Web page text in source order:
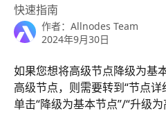
快速指南
作者： Allnodes Team
2024年9月30日
如果您想将高级节点降级为基
高级节点，则需要转到“节点详
单击“降级为基本节点”/“升级为